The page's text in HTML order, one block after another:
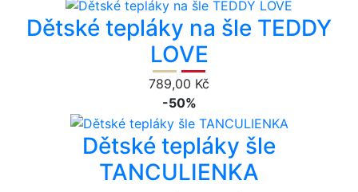
Dětské tepláky na šle TEDDY
LOVE
789,00 Kč
-50%
Dětské tepláky šle
TANCULIENKA